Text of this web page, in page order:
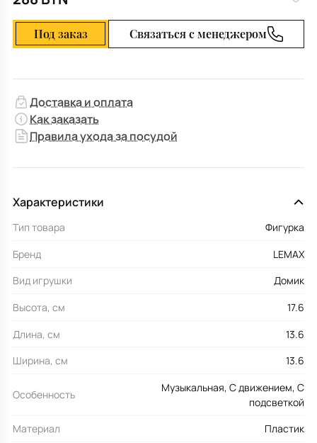
Под заказ Связаться с менеджером
Доставка и оплата
Как заказать
Правила ухода за посудой
Характеристики
Тип товара
Фигурка
Бренд
LEMAX
Вид игрушки
Домик
Высота, см
17.6
Длина, см
13.6
Ширина, см
13.6
Особенность
Музыкальная, С движением, С
подсветкой
Материал
Пластик